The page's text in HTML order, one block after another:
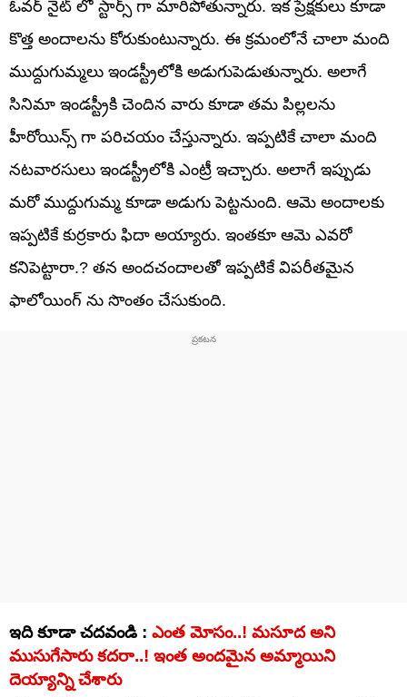
ఓవర్ నైట్ లో స్టార్స్ గా మారిపోతున్నారు. ఇక ప్రేక్షకులు కూడా
కొత్త అందాలను కోరుకుంటున్నారు. ఈ క్రమంలోనే చాలా మంది
ముద్దుగుమ్మలు ఇండస్ట్రీలోకి అడుగుపెడుతున్నారు. అలాగే
సినిమా ఇండస్ట్రీకి చెందిన వారు కూడా తమ పిల్లలను
హీరోయిన్స్ గా పరిచయం చేస్తున్నారు. ఇప్పటికే చాలా మంది
నటవారసులు ఇండస్ట్రీలోకి ఎంట్రీ ఇచ్చారు. అలాగే ఇప్పుడు
మరో ముద్దుగుమ్మ కూడా అడుగు పెట్టనుంది. ఆమె అందాలకు
ఇప్పటికే కుర్రకారు ఫిదా అయ్యారు. ఇంతకూ ఆమె ఎవరో
కనిపెట్టారా.? తన అందచందాలతో ఇప్పటికే విపరీతమైన
ఫాలోయింగ్ ను సొంతం చేసుకుంది.
ఇది కూడా చదవండి : ఎంత మోసం..! మసూద అని
ముసుగేసారు కదరా..! ఇంత అందమైన అమ్మాయిని
దెయ్యాన్ని చేశారు